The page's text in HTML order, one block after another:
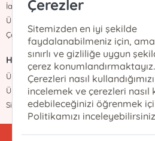
İade ve Teslimat
Üyelik Sözleşmesi
Çerez Politikası
HIZLI ERİŞİM
Üye Ol
Üye Girişi
Sipariş Takip
Çerezler
Sitemizden en iyi şekilde
faydalanabilmeniz için,
sınırlı ve gizliliğe uygun
çerez konumlandırmaktayız.
Çerezleri nasıl kullandığımızı
incelemek ve çerezleri nasıl
edebileceğinizi öğrenmek
Politikamızı